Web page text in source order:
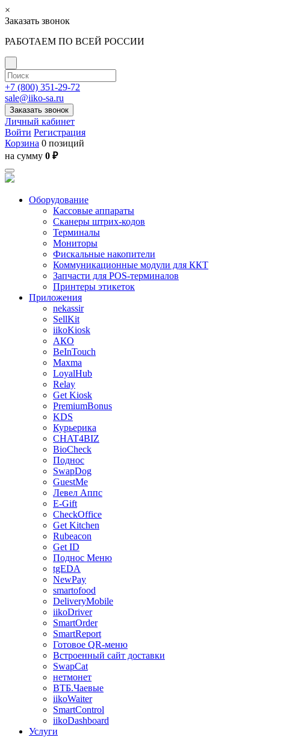
×
Заказать звонок
РАБОТАЕМ ПО ВСЕЙ РОССИИ
+7 (800) 351-29-72
sale@iiko-sa.ru
Заказать звонок
Личный кабинет
Войти Регистрация
Корзина 0 позиций
на сумму 0 ₽
Оборудование
Кассовые аппараты
Сканеры штрих-кодов
Терминалы
Мониторы
Фискальные накопители
Коммуникационные модули для ККТ
Запчасти для POS-терминалов
Принтеры этикеток
Приложения
nekassir
SellKit
iikoKiosk
АКО
BeInTouch
Maxma
LoyalHub
Relay
Get Kiosk
PremiumBonus
KDS
Курьерика
CHAT4BIZ
BioCheck
Поднос
SwapDog
GuestMe
Левел Аппс
E-Gift
CheckOffice
Get Kitchen
Rubeacon
Get ID
Поднос Меню
tgEDA
NewPay
smartofood
DeliveryMobile
iikoDriver
SmartOrder
SmartReport
Готовое QR-меню
Встроенный сайт доставки
SwapCat
нетмонет
ВТБ.Чаевые
iikoWaiter
SmartControl
iikoDashboard
Услуги